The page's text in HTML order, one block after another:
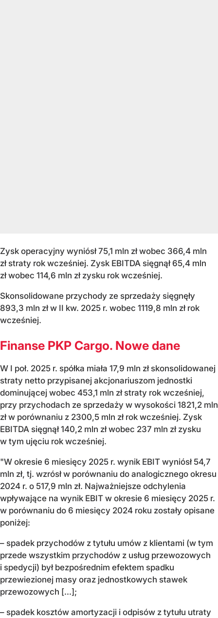
Zysk operacyjny wyniósł 75,1 mln zł wobec 366,4 mln
zł straty rok wcześniej. Zysk EBITDA sięgnął 65,4 mln
zł wobec 114,6 mln zł zysku rok wcześniej.
Skonsolidowane przychody ze sprzedaży sięgnęły
893,3 mln zł w II kw. 2025 r. wobec 1119,8 mln zł rok
wcześniej.
Finanse PKP Cargo. Nowe dane
W I poł. 2025 r. spółka miała 17,9 mln zł skonsolidowanej
straty netto przypisanej akcjonariuszom jednostki
dominującej wobec 453,1 mln zł straty rok wcześniej,
przy przychodach ze sprzedaży w wysokości 1821,2 mln
zł w porównaniu z 2300,5 mln zł rok wcześniej. Zysk
EBITDA sięgnął 140,2 mln zł wobec 237 mln zł zysku
w tym ujęciu rok wcześniej.
"W okresie 6 miesięcy 2025 r. wynik EBIT wyniósł 54,7
mln zł, tj. wzrósł w porównaniu do analogicznego okresu
2024 r. o 517,9 mln zł. Najważniejsze odchylenia
wpływające na wynik EBIT w okresie 6 miesięcy 2025 r.
w porównaniu do 6 miesięcy 2024 roku zostały opisane
poniżej:
– spadek przychodów z tytułu umów z klientami (w tym
przede wszystkim przychodów z usług przewozowych
i spedycji) był bezpośrednim efektem spadku
przewiezionej masy oraz jednostkowych stawek
przewozowych [...];
– spadek kosztów amortyzacji i odpisów z tytułu utraty